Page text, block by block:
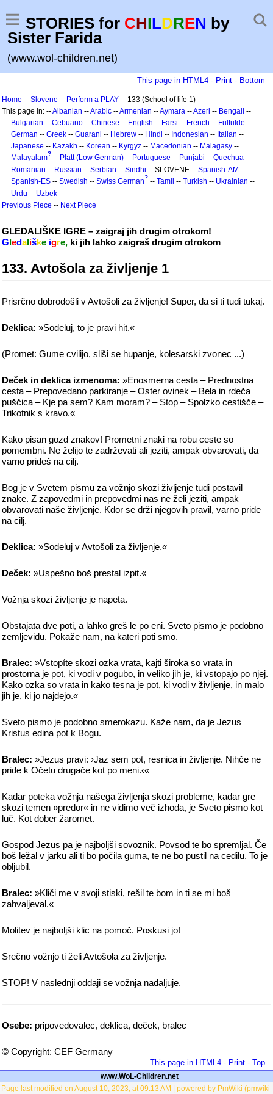
STORIES for CHILDREN by
Sister Farida
(www.wol-children.net)
This page in HTML4 - Print - Bottom
Home -- Slovene -- Perform a PLAY -- 133 (School of life 1)
This page in: --Albanian --Arabic --Armenian --Aymara --Azeri -- Bengali --
Bulgarian -- Cebuano -- Chinese -- English -- Farsi -- French -- Fulfulde --
German -- Greek -- Guarani -- Hebrew -- Hindi -- Indonesian -- Italian --
Japanese -- Kazakh -- Korean -- Kyrgyz -- Macedonian -- Malagasy --
Malayalam? -- Platt (Low German) -- Portuguese -- Punjabi -- Quechua --
Romanian -- Russian -- Serbian -- Sindhi -- SLOVENE -- Spanish-AM --
Spanish-ES -- Swedish -- Swiss German? -- Tamil -- Turkish -- Ukrainian --
Urdu -- Uzbek
Previous Piece -- Next Piece
GLEDALIŠKE IGRE – zaigraj jih drugim otrokom!
Gledališke igre, ki jih lahko zaigraš drugim otrokom
133. Avtošola za življenje 1
Prisrčno dobrodošli v Avtošoli za življenje! Super, da si ti tudi tukaj.
Deklica: »Sodeluj, to je pravi hit.«
(Promet: Gume cvilijo, sliši se hupanje, kolesarski zvonec ...)
Deček in deklica izmenoma: »Enosmerna cesta – Prednostna
cesta – Prepovedano parkiranje – Oster ovinek – Bela in rdeča
puščica – Kje pa sem? Kam moram? – Stop – Spolzko cestišče –
Trikotnik s kravo.«
Kako pisan gozd znakov! Prometni znaki na robu ceste so
pomembni. Ne želijo te zadrževati ali jeziti, ampak obvarovati, da
varno prideš na cilj.
Bog je v Svetem pismu za vožnjo skozi življenje tudi postavil
znake. Z zapovedmi in prepovedmi nas ne želi jeziti, ampak
obvarovati naše življenje. Kdor se drži njegovih pravil, varno pride
na cilj.
Deklica: »Sodeluj v Avtošoli za življenje.«
Deček: »Uspešno boš prestal izpit.«
Vožnja skozi življenje je napeta.
Obstajata dve poti, a lahko greš le po eni. Sveto pismo je podobno
zemljevidu. Pokaže nam, na kateri poti smo.
Bralec: »Vstopíte skozi ozka vrata, kajti široka so vrata in
prostorna je pot, ki vodi v pogubo, in veliko jih je, ki vstopajo po njej.
Kako ozka so vrata in kako tesna je pot, ki vodi v življenje, in malo
jih je, ki jo najdejo.«
Sveto pismo je podobno smerokazu. Kaže nam, da je Jezus
Kristus edina pot k Bogu.
Bralec: »Jezus pravi: ›Jaz sem pot, resnica in življenje. Nihče ne
pride k Očetu drugače kot po meni.‹«
Kadar poteka vožnja našega življenja skozi probleme, kadar gre
skozi temen »predor« in ne vidimo več izhoda, je Sveto pismo kot
luč. Kot dober žaromet.
Gospod Jezus pa je najboljši sovoznik. Povsod te bo spremljal. Če
boš ležal v jarku ali ti bo počila guma, te ne bo pustil na cedilu. To je
obljubil.
Bralec: »Kliči me v svoji stiski, rešil te bom in ti se mi boš
zahvaljeval.«
Molitev je najboljši klic na pomoč. Poskusi jo!
Srečno vožnjo ti želi Avtošola za življenje.
STOP! V naslednji oddaji se vožnja nadaljuje.
Osebe: pripovedovalec, deklica, deček, bralec
© Copyright: CEF Germany
This page in HTML4 - Print - Top
www.WoL-Children.net
Page last modified on August 10, 2023, at 09:13 AM | powered by PmWiki (pmwiki-